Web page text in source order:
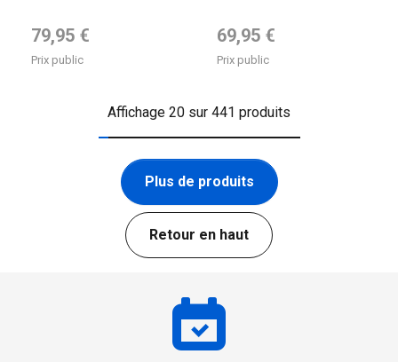
Prix de base
79,95 €
Prix public
Prix de base
69,95 €
Prix public
Affichage 20 sur 441 produits
Plus de produits
Retour en haut